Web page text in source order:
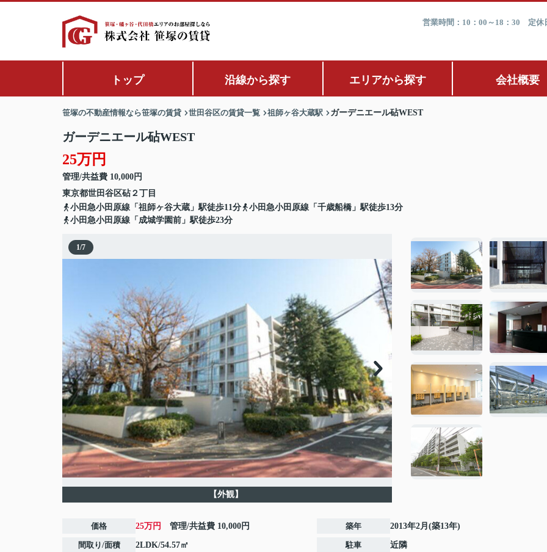
営業時間：10：00～18：30 定休
トップ 沿線から探す エリアから探す 会社概要
笹塚の不動産情報なら笹塚の賃貸 世田谷区の賃貸一覧 祖師ヶ谷大蔵駅 ガーデニエール砧WEST
ガーデニエール砧WEST
25万円
管理/共益費 10,000円
東京都世田谷区砧２丁目
小田急小田原線「祖師ヶ谷大蔵」駅徒歩11分
小田急小田原線「千歳船橋」駅徒歩13分
小田急小田原線「成城学園前」駅徒歩23分
1/7
【外観】
価格 25万円 管理/共益費 10,000円
間取り/面積 2LDK/54.57㎡
築年 2013年2月(築13年)
駐車 近隣